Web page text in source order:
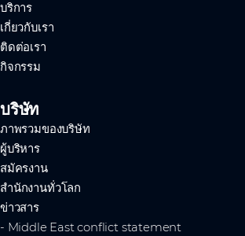
บริการ
เกี่ยวกับเรา
ติดต่อเรา
กิจกรรม
บริษัท
ภาพรวมของบริษัท
ผู้บริหาร
สมัครงาน
สำนักงานทั่วโลก
ข่าวสาร
- Middle East conflict statement